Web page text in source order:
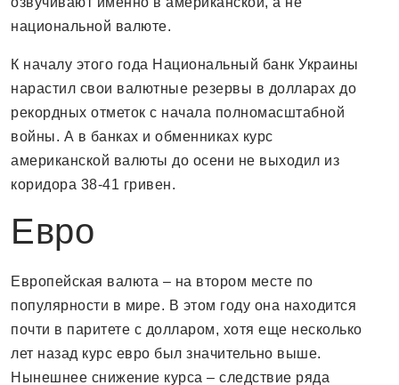
национальной валюте.
К началу этого года Национальный банк Украины
нарастил свои валютные резервы в долларах до
рекордных отметок с начала полномасштабной
войны. А в банках и обменниках курс
американской валюты до осени не выходил из
коридора 38-41 гривен.
Евро
Европейская валюта – на втором месте по
популярности в мире. В этом году она находится
почти в паритете с долларом, хотя еще несколько
лет назад курс евро был значительно выше.
Нынешнее снижение курса – следствие ряда